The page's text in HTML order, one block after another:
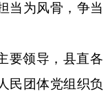
当为风骨，争当
要领导，县直各
民团体党组织负